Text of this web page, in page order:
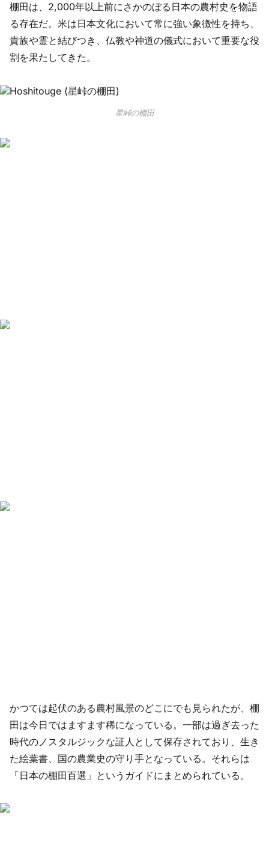
棚田は、2,000年以上前にさかのぼる日本の農村史を物語
る存在だ。米は日本文化において常に強い象徴性を持ち、
貴族や霊と結びつき、仏教や神道の儀式において重要な役
割を果たしてきた。
星峠の棚田
かつては起伏のある農村風景のどこにでも見られたが、棚
田は今日ではますます稀になっている。一部は過ぎ去った
時代のノスタルジックな証人として保存されており、生き
た絵葉書、国の農業史の守り手となっている。それらは
「日本の棚田百選」というガイドにまとめられている。